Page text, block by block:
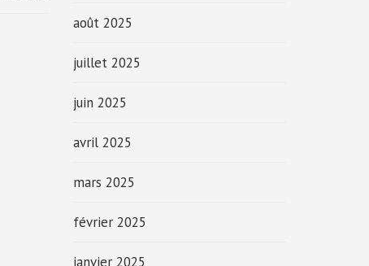
août 2025
juillet 2025
juin 2025
avril 2025
mars 2025
février 2025
janvier 2025